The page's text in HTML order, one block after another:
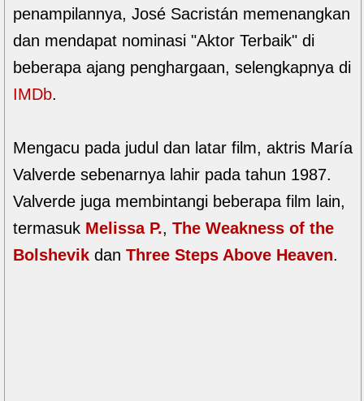
penampilannya, José Sacristán memenangkan
dan mendapat nominasi "Aktor Terbaik" di
beberapa ajang penghargaan, selengkapnya di
IMDb.
Mengacu pada judul dan latar film, aktris María
Valverde sebenarnya lahir pada tahun 1987.
Valverde juga membintangi beberapa film lain,
termasuk Melissa P., The Weakness of the
Bolshevik dan Three Steps Above Heaven.